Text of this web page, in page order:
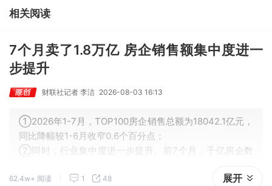
价预期暂未被市场定价，王牌自营前瞻捕捉“预期差”，3日大涨
26%。
相关阅读
7个月卖了1.8万亿 房企销售额集中度进一
步提升
财联社记者 李洁 2026-08-03 16:13
①2026年1-7月，TOP100房企销售总额为18042.1亿元，
同比降幅较1-6月收窄0.6个百分点；
②同时，行业集中度进一步提升。前7个月，千亿房企数
年同期减少10家。
62.4w+ 阅读 1 48 展开